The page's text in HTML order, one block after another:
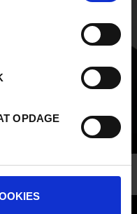
OPDAGE